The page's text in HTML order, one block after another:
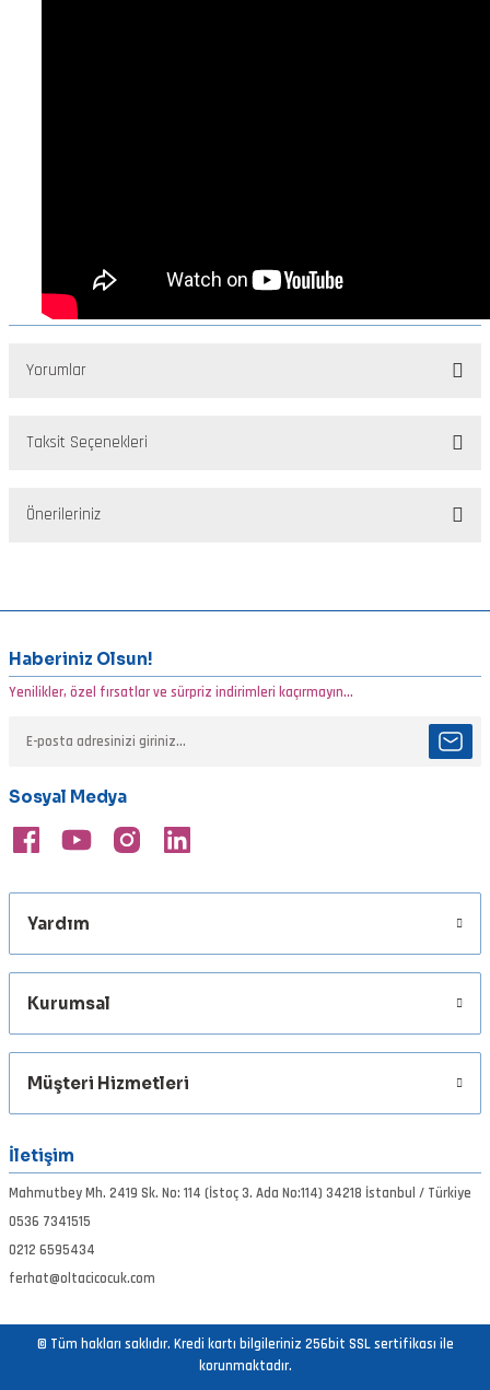
Yorumlar
Taksit Seçenekleri
Önerileriniz
Ürün resmi kalitesiz, bozuk veya görüntülenemiyor.
Ürün açıklamasında eksik bilgiler bulunuyor.
Ürün fiyatı diğer sitelerden daha pahalı.
Bu ürüne benzer farklı alternatifler olmalı.
Gönder
Haberiniz Olsun!
Yenilikler, özel fırsatlar ve sürpriz indirimleri kaçırmayın...
Sosyal Medya
Yardım
Kurumsal
Müşteri Hizmetleri
İletişim
Mahmutbey Mh. 2419 Sk. No: 114 (İstoç 3. Ada No:114) 34218 İstanbul / Türkiye
0536 7341515
0212 6595434
ferhat@oltacicocuk.com
© Tüm hakları saklıdır. Kredi kartı bilgileriniz 256bit SSL sertifikası ile
korunmaktadır.